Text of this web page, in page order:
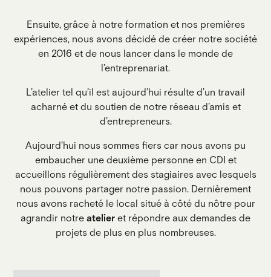
Ensuite, grâce à notre formation et nos premières
expériences, nous avons décidé de créer notre société
en 2016 et de nous lancer dans le monde de
l’entreprenariat.
L’atelier tel qu’il est aujourd’hui résulte d’un travail
acharné et du soutien de notre réseau d’amis et
d’entrepreneurs.
Aujourd’hui nous sommes fiers car nous avons pu
embaucher une deuxième personne en CDI et
accueillons régulièrement des stagiaires avec lesquels
nous pouvons partager notre passion. Dernièrement
nous avons racheté le local situé à côté du nôtre pour
agrandir notreatelieret répondre aux demandes de
projets de plus en plus nombreuses.